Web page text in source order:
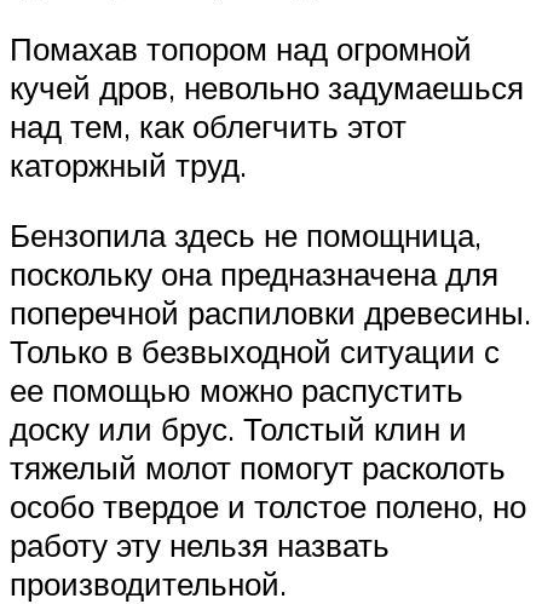
Помахав топором над огромной
кучей дров, невольно задумаешься
над тем, как облегчить этот
каторжный труд.
Бензопила здесь не помощница,
поскольку она предназначена для
поперечной распиловки древесины.
Только в безвыходной ситуации с
ее помощью можно распустить
доску или брус. Толстый клин и
тяжелый молот помогут расколоть
особо твердое и толстое полено, но
работу эту нельзя назвать
производительной.